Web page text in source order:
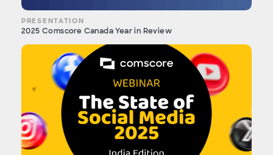
PRESENTATION
2025 Comscore Canada Year in Review